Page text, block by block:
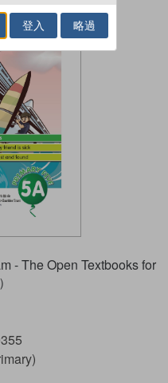
- The Open Textbooks for
登入 略過